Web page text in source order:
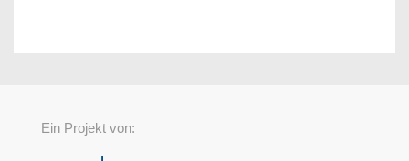
Ein Projekt von: